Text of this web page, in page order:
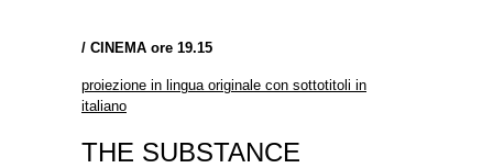
/ CINEMA ore 19.15
proiezione in lingua originale con sottotitoli in
italiano
THE SUBSTANCE